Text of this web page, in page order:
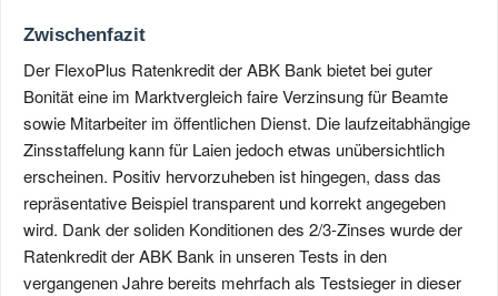
Zwischenfazit
Der FlexoPlus Ratenkredit der ABK Bank bietet bei guter
Bonität eine im Marktvergleich faire Verzinsung für Beamte
sowie Mitarbeiter im öffentlichen Dienst. Die laufzeitabhängige
Zinsstaffelung kann für Laien jedoch etwas unübersichtlich
erscheinen. Positiv hervorzuheben ist hingegen, dass das
repräsentative Beispiel transparent und korrekt angegeben
wird. Dank der soliden Konditionen des 2/3-Zinses wurde der
Ratenkredit der ABK Bank in unseren Tests in den
vergangenen Jahre bereits mehrfach als Testsieger in dieser